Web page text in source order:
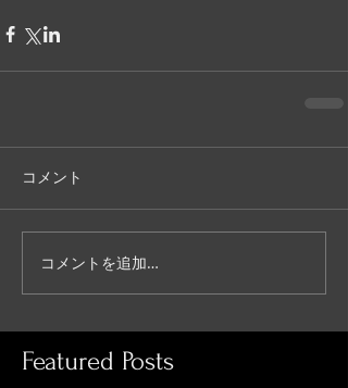
コメント
コメントを追加…
Featured Posts